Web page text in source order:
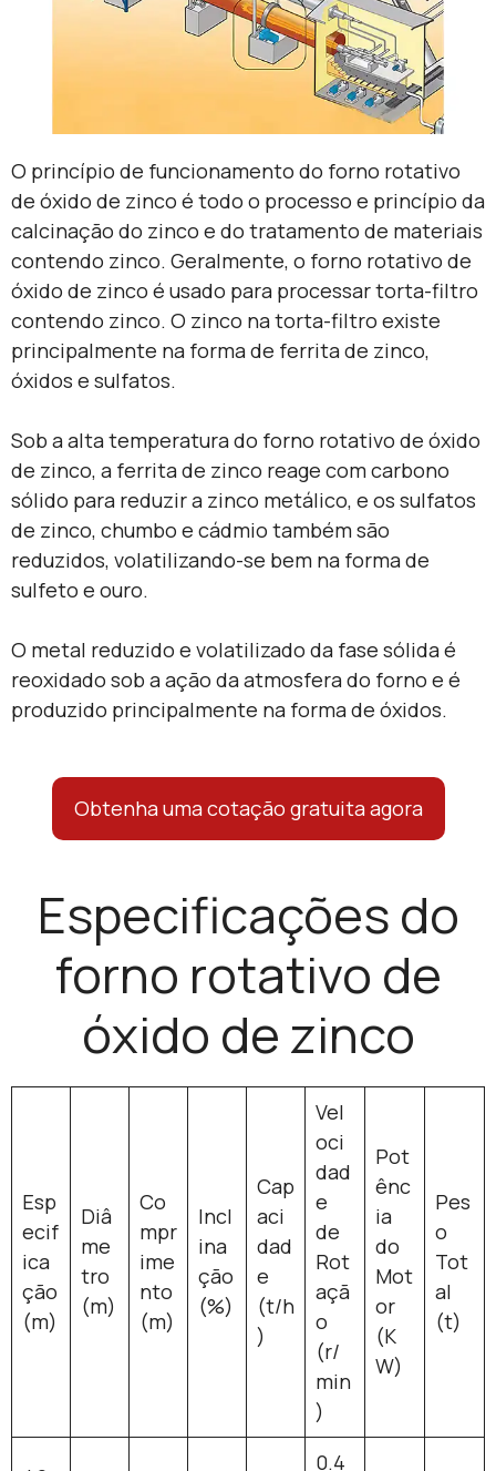
O princípio de funcionamento do forno rotativo
de óxido de zinco é todo o processo e princípio da
calcinação do zinco e do tratamento de materiais
contendo zinco. Geralmente, o forno rotativo de
óxido de zinco é usado para processar torta-filtro
contendo zinco. O zinco na torta-filtro existe
principalmente na forma de ferrita de zinco,
óxidos e sulfatos.
Sob a alta temperatura do forno rotativo de óxido
de zinco, a ferrita de zinco reage com carbono
sólido para reduzir a zinco metálico, e os sulfatos
de zinco, chumbo e cádmio também são
reduzidos, volatilizando-se bem na forma de
sulfeto e ouro.
O metal reduzido e volatilizado da fase sólida é
reoxidado sob a ação da atmosfera do forno e é
produzido principalmente na forma de óxidos.
Obtenha uma cotação gratuita agora
Especificações do
forno rotativo de
óxido de zinco
Esp
ecif
ica
ção
(m)
Diâ
me
tro
(m)
Co
mpr
ime
nto
(m)
Incl
ina
ção
(%)
Cap
aci
dad
e
(t/h
)
Vel
oci
dad
e
de
Rot
açã
o
(r/
min
)
Pot
ênc
ia
do
Mot
or
(K
W)
Pes
o
Tot
al
(t)
0.4